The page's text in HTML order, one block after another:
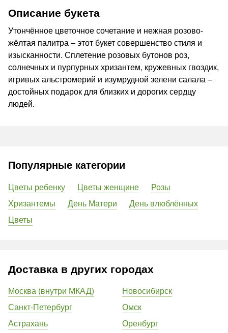
Описание букета
Утончённое цветочное сочетание и нежная розово-
жёлтая палитра – этот букет совершенство стиля и
изысканности. Сплетение розовых бутонов роз,
солнечных и пурпурных хризантем, кружевных гвоздик,
игривых альстромерий и изумрудной зелени салала –
достойных подарок для близких и дорогих сердцу
людей.
Популярные категории
Цветы ребенку Цветы женщине
Розы
Хризантемы
День Матери
День влюблённых
Цветы
Доставка в других городах
Москва (внутри МКАД)
Санкт-Петербург
Астрахань
Новосибирск
Омск
Оренбург